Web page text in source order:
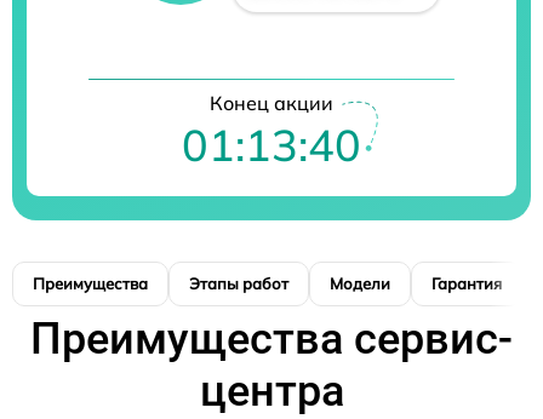
Конец акции
01:13:39
Преимущества Этапы работ Модели Гарантия
Преимущества сервис-
центра